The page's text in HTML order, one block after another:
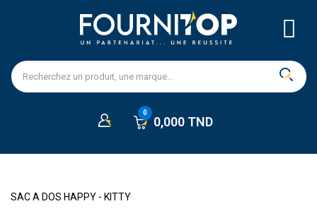
0,000 TND
SAC A DOS HAPPY - KITTY